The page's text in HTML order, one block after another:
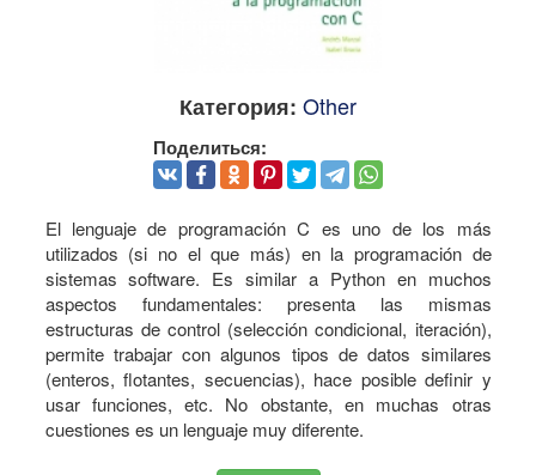
Категория: Other
Поделиться:
El lenguaje de programación C es uno de los más
utilizados (si no el que más) en la programación de
sistemas software. Es similar a Python en muchos
aspectos fundamentales: presenta las mismas
estructuras de control (selección condicional, iteración),
permite trabajar con algunos tipos de datos similares
(enteros, flotantes, secuencias), hace posible definir y
usar funciones, etc. No obstante, en muchas otras
cuestiones es un lenguaje muy diferente.